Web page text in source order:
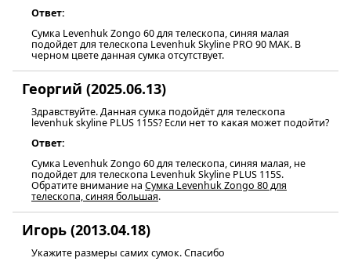
Ответ:
Сумка Levenhuk Zongo 60 для телескопа, синяя малая
подойдет для телескопа Levenhuk Skyline PRO 90 MAK. В
черном цвете данная сумка отсутствует.
Георгий (2025.06.13)
Здравствуйте. Данная сумка подойдёт для телескопа
levenhuk skyline PLUS 115S? Если нет то какая может подойти?
Ответ:
Сумка Levenhuk Zongo 60 для телескопа, синяя малая, не
подойдет для телескопа Levenhuk Skyline PLUS 115S.
Обратите внимание на Сумка Levenhuk Zongo 80 для
телескопа, синяя большая.
Игорь (2013.04.18)
Укажите размеры самих сумок. Спасибо